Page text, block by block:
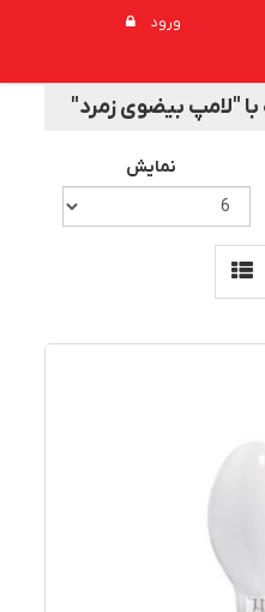
ورود
"لامپ بیضوی زمرد"
نمایش